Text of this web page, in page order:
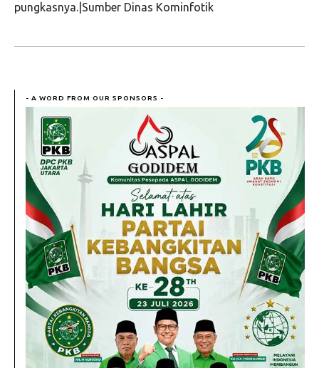
pungkasnya.|Sumber Dinas Kominfotik
- A WORD FROM OUR SPONSORS -